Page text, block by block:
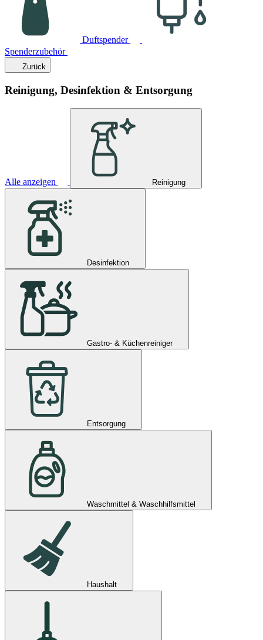
Duftspender
Spenderzubehör
Zurück
Reinigung, Desinfektion & Entsorgung
Alle anzeigen Reinigung
Desinfektion
Gastro- & Küchenreiniger
Entsorgung
Waschmittel & Waschhilfsmittel
Haushalt